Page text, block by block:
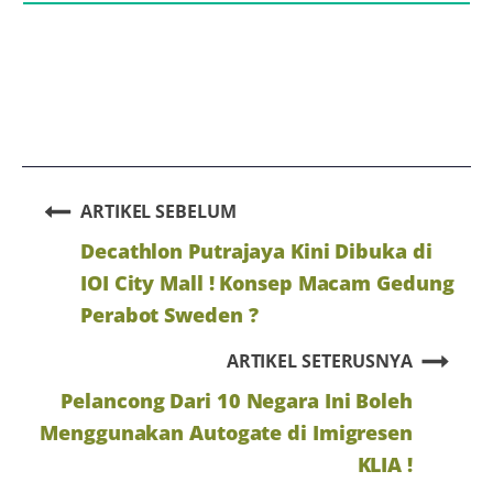
ARTIKEL SEBELUM
Decathlon Putrajaya Kini Dibuka di
IOI City Mall ! Konsep Macam Gedung
Perabot Sweden ?
ARTIKEL SETERUSNYA
Pelancong Dari 10 Negara Ini Boleh
Menggunakan Autogate di Imigresen
KLIA !